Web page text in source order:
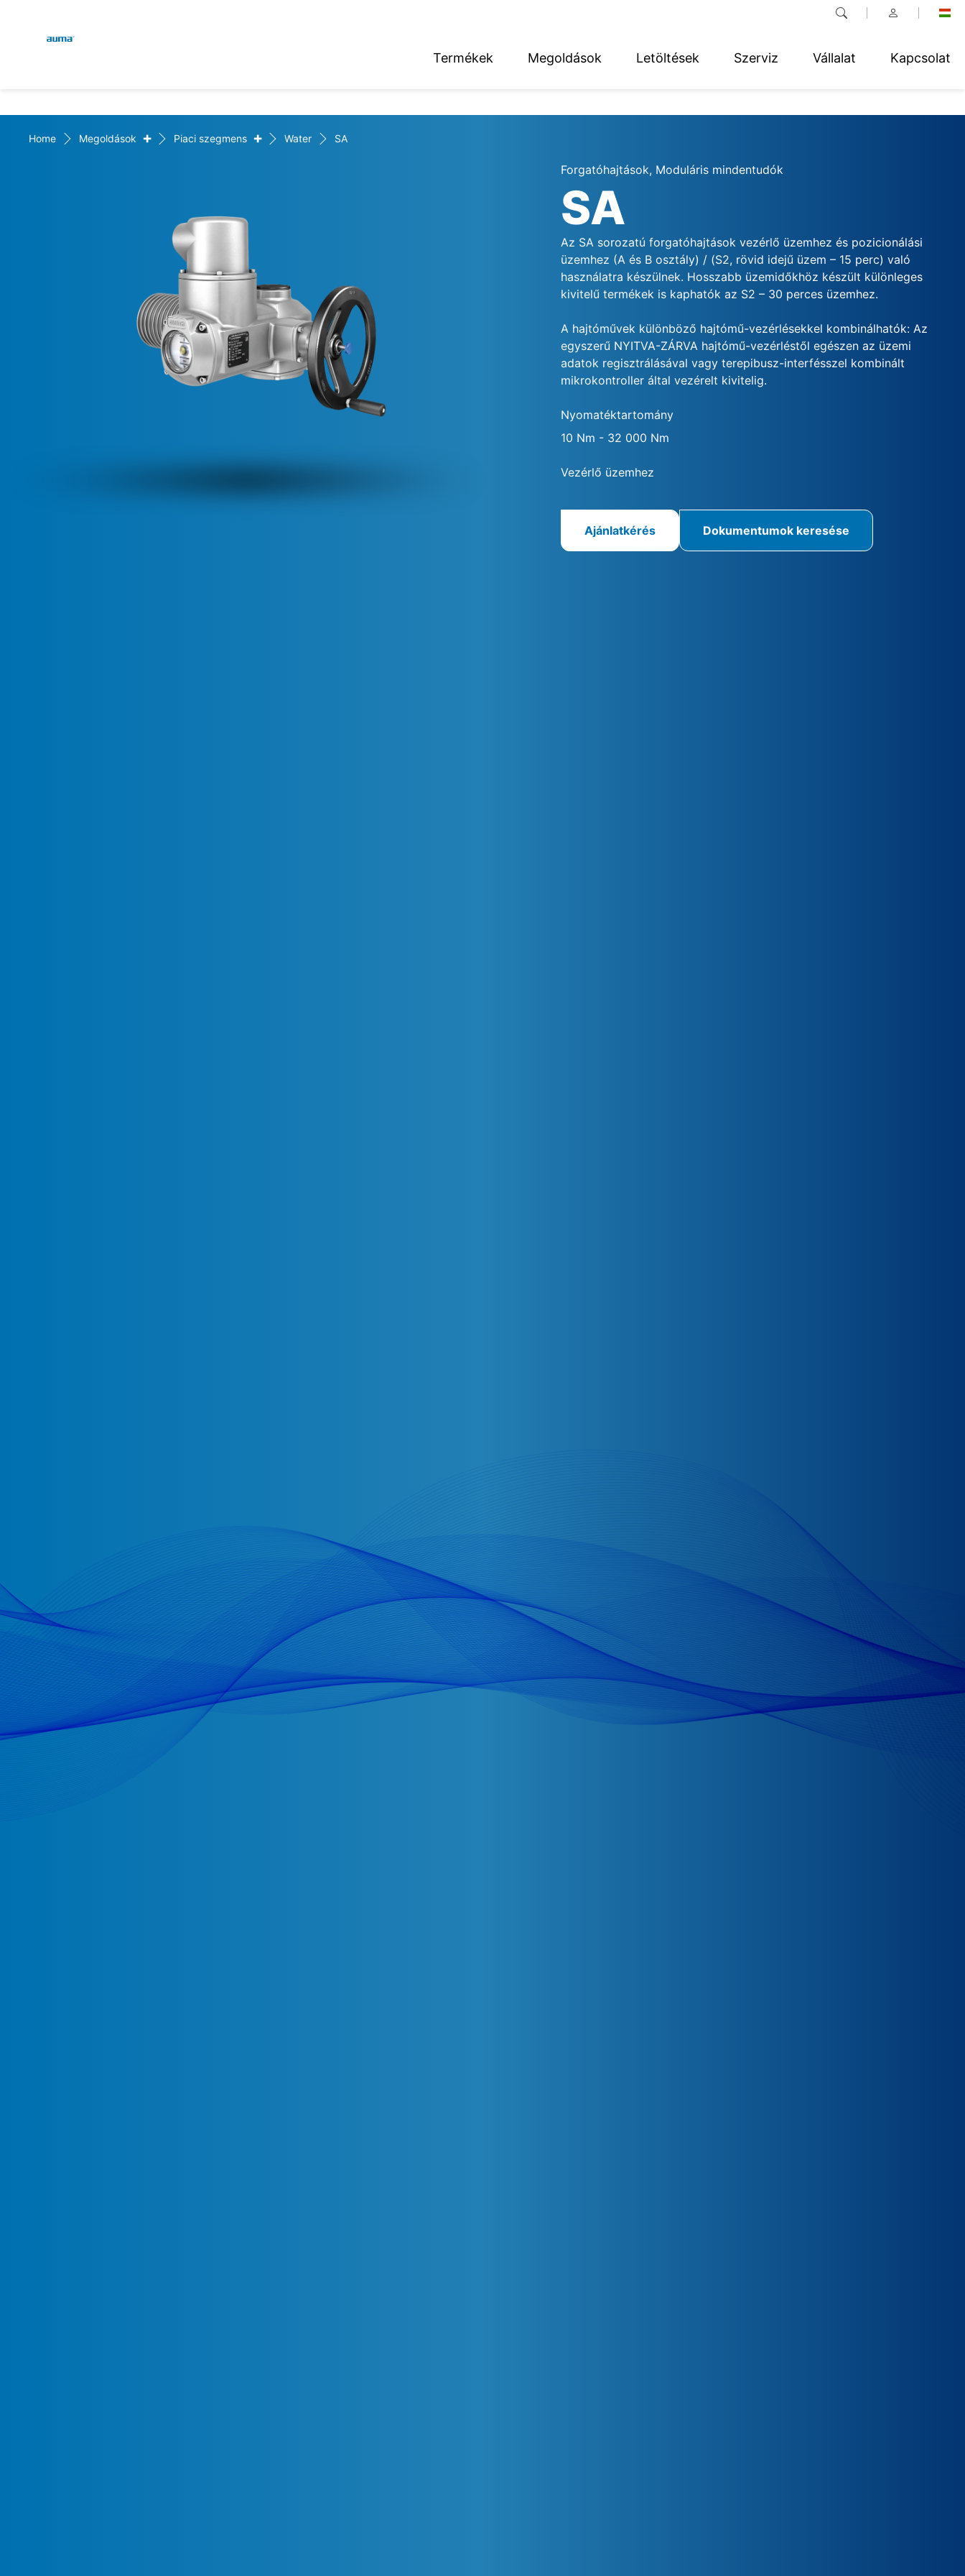
Termékek Megoldások Letöltések Szerviz Vállalat Kapcsolat
Európa
Észak-Amerika
Deutsch
Home Megoldások + Piaci szegmens + Water SA
Forgatóhajtások, Moduláris mindentudók
SA
Az SA sorozatú forgatóhajtások vezérlő üzemhez és pozicionálási
üzemhez (A és B osztály) / (S2, rövid idejű üzem – 15 perc) való
használatra készülnek. Hosszabb üzemidőkhöz készült különleges
kivitelű termékek is kaphatók az S2 – 30 perces üzemhez.
A hajtóművek különböző hajtómű-vezérlésekkel kombinálhatók: Az
egyszerű NYITVA-ZÁRVA hajtómű-vezérléstől egészen az üzemi
adatok regisztrálásával vagy terepibusz-interfésszel kombinált
mikrokontroller által vezérelt kivitelig.
Nyomatéktartomány
10 Nm - 32 000 Nm
Vezérlő üzemhez
Ajánlatkérés Dokumentumok keresése